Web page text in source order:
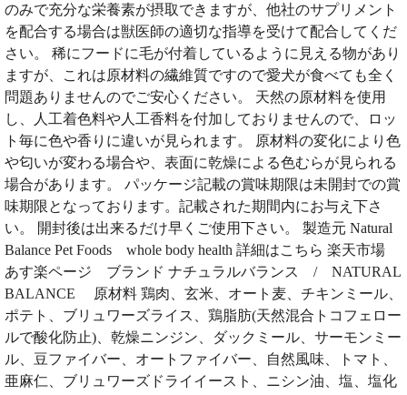
のみで充分な栄養素が摂取できますが、他社のサプリメント
を配合する場合は獣医師の適切な指導を受けて配合してくだ
さい。 稀にフードに毛が付着しているように見える物があり
ますが、これは原材料の繊維質ですので愛犬が食べても全く
問題ありませんのでご安心ください。 天然の原材料を使用
し、人工着色料や人工香料を付加しておりませんので、ロッ
ト毎に色や香りに違いが見られます。 原材料の変化により色
や匂いが変わる場合や、表面に乾燥による色むらが見られる
場合があります。 パッケージ記載の賞味期限は未開封での賞
味期限となっております。記載された期間内にお与え下さ
い。 開封後は出来るだけ早くご使用下さい。 製造元 Natural
Balance Pet Foods whole body health 詳細はこちら 楽天市場
あす楽ページ ブランド ナチュラルバランス / NATURAL
BALANCE 原材料 鶏肉、玄米、オート麦、チキンミール、
ポテト、ブリュワーズライス、鶏脂肪(天然混合トコフェロー
ルで酸化防止)、乾燥ニンジン、ダックミール、サーモンミー
ル、豆ファイバー、オートファイバー、自然風味、トマト、
亜麻仁、ブリュワーズドライイースト、ニシン油、塩、塩化